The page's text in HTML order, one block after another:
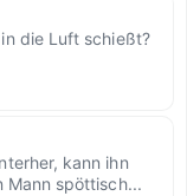
die Luft schießt?
kann ihn
Mann spöttisch...